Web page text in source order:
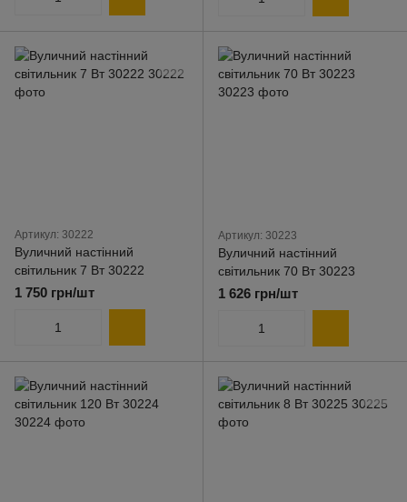
Артикул: 30222
Вуличний настінний
світильник 7 Вт 30222
1 750 грн/шт
Артикул: 30223
Вуличний настінний
світильник 70 Вт 30223
1 626 грн/шт